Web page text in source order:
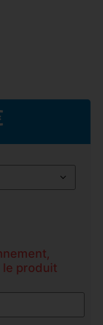
le produit